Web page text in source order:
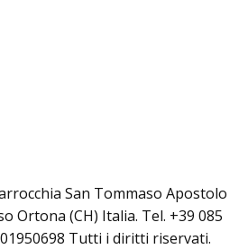
San Tommaso Apostolo
Ortona (CH) Italia. Tel. +39 085
Tutti i diritti riservati.